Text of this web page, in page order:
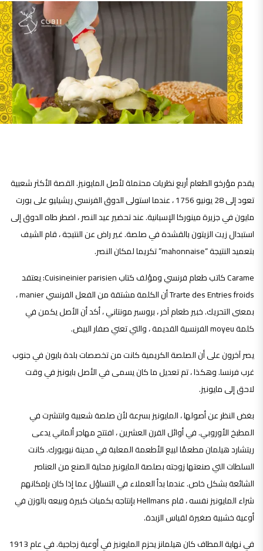
يقدم مؤرخو الطعام أربع نظريات محتملة لأصل المايونيز. القصة الأكثر شعبية
تعود إلى 28 يونيو 1756 ، عندما استولى الدوق الفرنسي ريشيليو على بورت
مايون في جزيرة مينوركا الإسبانية. عند تحضير عيد النصر ، اضطر طاه الدوق إلى
استبدال زيت الزيتون بالقشدة في صلصة. غير راض عن النتيجة ، قام الشيف
بتعميد النتيجة “mahonnaise” تكريما لمكان النصر.
Carame كاتب طعام فرنسي ومؤلف كتاب Cuisineinier parisien: يعتقد
Trarte des Entries froids أن الكلمة مشتقة من الفعل الفرنسي manier ،
بمعنى التحريك. خبير طعام آخر ، بروسبر مونتاني ، أكد أن الأصل يكمن في
كلمة moyeu الفرنسية القديمة ، والتي تعني صفار البيض.
يصر آخرون على أن الصلصة الكريمية كانت من تخصصات بلدة بايون في جنوب
غرب فرنسا. وهكذا ، تم تعديل ما كان يسمى في الأصل بايونيز في وقت
لاحق إلى مايونيز.
بغض النظر عن أصولها ، المايونيز بسرعة لأن صلصة شعبية وانتشرت في
المطبخ الأوروبي. في أوائل القرن العشرين ، افتتح مهاجر ألماني يدعى
ريتشارد هيلمان مطعمًا لبيع الأطعمة المعلبة في مدينة نيويورك. كانت
السلطات التي صنعتها زوجته بصلصة المايونيز محلية الصنع من العناصر
الشائعة بشكل خاص. عندما بدأ العملاء في التساؤل عما إذا كان بإمكانهم
شراء المايونيز نفسه ، قام Hellmans بإنتاجه بكميات كبيرة وبيعه بالوزن في
أوعية خشبية صغيرة لقياس الزبدة.
في نهاية المطاف كان هيلمانز يحزم المايونيز في أوعية زجاجية. في عام 1913